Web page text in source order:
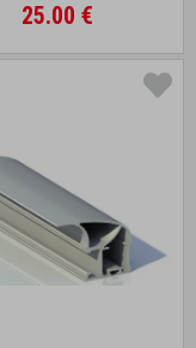
25.00 €